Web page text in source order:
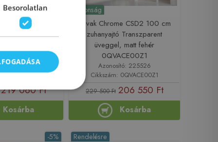
CSD2 120 cm
Transzparent
225531
0QVGC300Z1
219 060 Ft
Kosárba
Újdonság
Ravak Chrome CSD2 100 cm
zuhanyajtó Transzparent
üveggel, matt fehér
0QVACE00Z1
Azonosító: 225526
Cikkszám: 0QVACE00Z1
229 500 Ft 206 550 Ft
Kosárba
-5% Rendelésre
Besorolatlan